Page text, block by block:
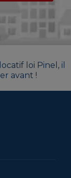
loi Pinel, il
avant !